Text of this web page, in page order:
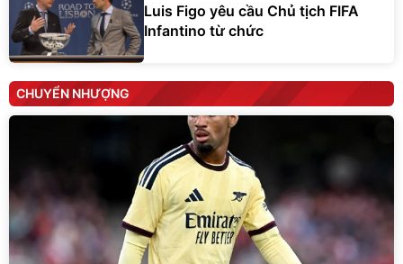
Luis Figo yêu cầu Chủ tịch FIFA
Infantino từ chức
CHUYỂN NHƯỢNG